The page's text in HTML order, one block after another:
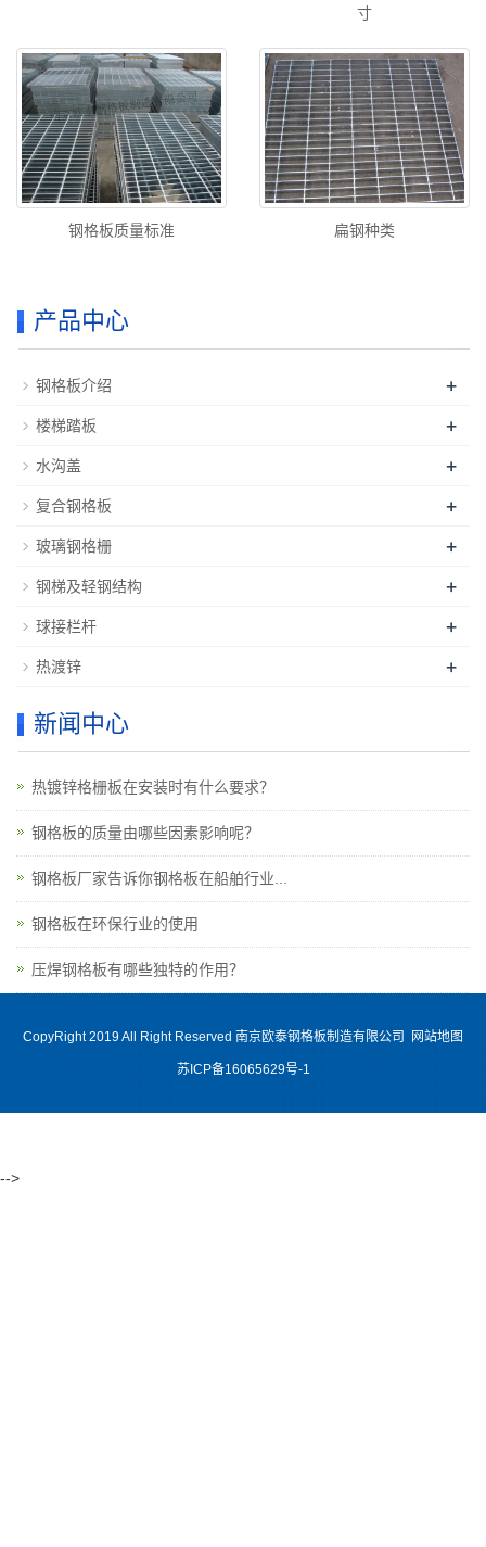
寸
钢格板质量标准 扁钢种类
产品中心
钢格板介绍 +
楼梯踏板 +
水沟盖 +
复合钢格板 +
玻璃钢格栅 +
钢梯及轻钢结构 +
球接栏杆 +
热渡锌 +
新闻中心
热镀锌格栅板在安装时有什么要求？
钢格板的质量由哪些因素影响呢？
钢格板厂家告诉你钢格板在船舶行业...
钢格板在环保行业的使用
压焊钢格板有哪些独特的作用？
CopyRight 2019 All Right Reserved 南京欧泰钢格板制造有限公司 网站地图
苏ICP备16065629号-1
-->